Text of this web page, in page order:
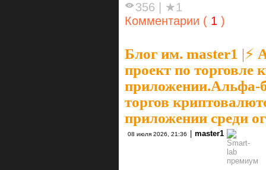
356
★1
Комментарии ( 1 )
Блог им. master1 |⚡️
проект по торговле
приложении.Альфа-
торгов
приложении среди
08 июля 2026, 21:36 master1